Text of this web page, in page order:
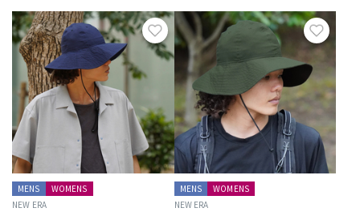
お気に入り
MENS
WOMENS
NEW ERA
MENS
WOMENS
NEW ERA